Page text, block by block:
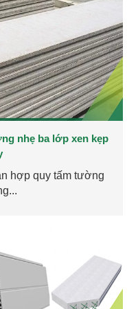
nhẹ ba lớp xen kẹp
hợp quy tấm tường